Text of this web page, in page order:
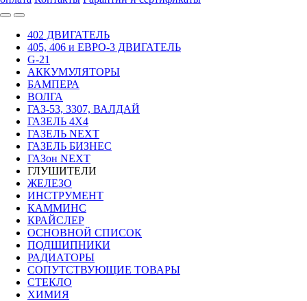
402 ДВИГАТЕЛЬ
405, 406 и ЕВРО-3 ДВИГАТЕЛЬ
G-21
АККУМУЛЯТОРЫ
БАМПЕРА
ВОЛГА
ГАЗ-53, 3307, ВАЛДАЙ
ГАЗЕЛЬ 4Х4
ГАЗЕЛЬ NEXT
ГАЗЕЛЬ БИЗНЕС
ГАЗон NEXT
ГЛУШИТЕЛИ
ЖЕЛЕЗО
ИНСТРУМЕНТ
КАММИНС
КРАЙСЛЕР
ОСНОВНОЙ СПИСОК
ПОДШИПНИКИ
РАДИАТОРЫ
СОПУТСТВУЮЩИЕ ТОВАРЫ
СТЕКЛО
ХИМИЯ